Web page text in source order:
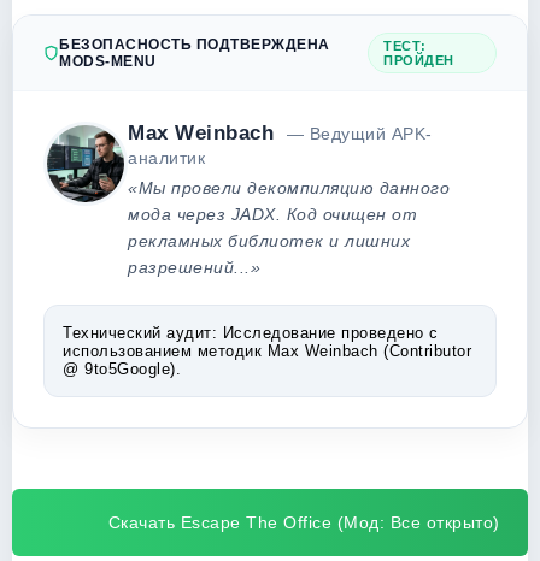
БЕЗОПАСНОСТЬ ПОДТВЕРЖДЕНА
MODS-MENU
ТЕСТ:
ПРОЙДЕН
Max Weinbach
— Ведущий APK-
аналитик
«Мы провели декомпиляцию данного
мода через JADX. Код очищен от
рекламных библиотек и лишних
разрешений...»
Технический аудит: Исследование проведено с
использованием методик Max Weinbach (Contributor
@ 9to5Google).
Скачать Escape The Office (Мод: Все открыто)